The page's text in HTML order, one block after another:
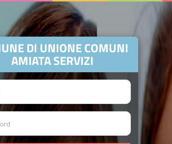
DI UNIONE COMUNI
AMIATA SERVIZI